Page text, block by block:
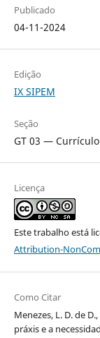
Publicado
04-11-2024
Edição
IX SIPEM
Seção
GT 03 —
Licença
Este trabalho está
Attribution-
Como Citar
Menezes, L. D. de
práxis e a